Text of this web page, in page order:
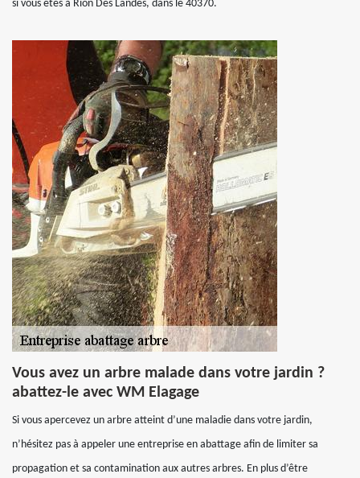
si vous êtes à Rion Des Landes, dans le 40370.
Vous avez un arbre malade dans votre jardin ?
abattez-le avec WM Elagage
Si vous apercevez un arbre atteint d’une maladie dans votre jardin,
n’hésitez pas à appeler une entreprise en abattage afin de limiter sa
propagation et sa contamination aux autres arbres. En plus d’être